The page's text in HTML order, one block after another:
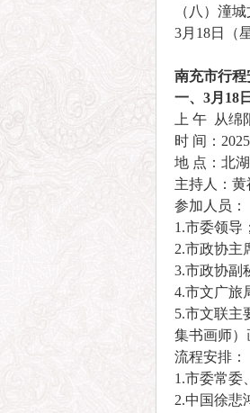
（八）潼
3月18日（
南充市行程
一、3月18
上 午 从
时 间：
地 点：北
主持人：黄
参加人员：
1.市委领导；
2.市政协主
3.市政协副
4.市文广旅
5.市文联主
集书画师）
流程安排：
1.市委常委
2.中国徐悲